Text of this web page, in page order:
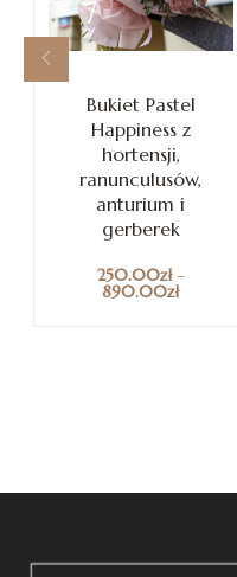
Bukiet Pastel
Happiness z
hortensji,
ranunculusów,
anturium i
gerberek
250.00zł–
890.00zł